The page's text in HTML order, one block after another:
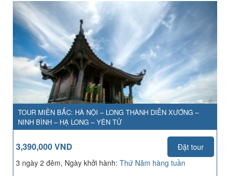
TOUR MIỀN BẮC: HÀ NỘI – LONG THÀNH DIỄN XƯỚNG –
NINH BÌNH – HẠ LONG – YÊN TỬ
3,390,000 VND
Đặt tour
3 ngày 2 đêm, Ngày khởi hành: Thứ Năm hàng tuần